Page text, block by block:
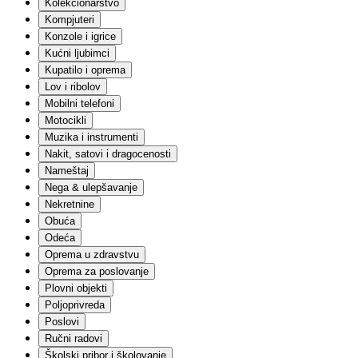
Građevinski materijali
Ograde
Keramika
Elektro
Sanitarije
Fasadni materijali
Molerski materijal
Krovni materijali
Alati
Solarna oprema
Skele i podupirači
Garažna vrata
Ostalo
Igračke i igre
Lutke
Setovi za igru
Akcione figure
Edukativne igračke i igre
Plišane igračke
Društvene igre
Vozila | Igračke, garaže i staze
Kockice
Vozila | Na akumulator
Slagalice
Igračke za bebe
Kolekcionarstvo
Kompjuteri
Konzole i igrice
Kućni ljubimci
Kupatilo i oprema
Lov i ribolov
Mobilni telefoni
Motocikli
Muzika i instrumenti
Nakit, satovi i dragocenosti
Nameštaj
Nega & ulepšavanje
Nekretnine
Obuća
Odeća
Oprema u zdravstvu
Oprema za poslovanje
Plovni objekti
Poljoprivreda
Poslovi
Ručni radovi
Školski pribor i školovanje